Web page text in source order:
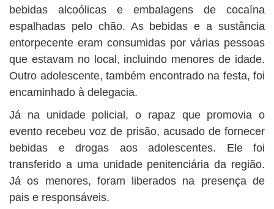
bebidas alcoólicas e embalagens de cocaína
espalhadas pelo chão. As bebidas e a sustância
entorpecente eram consumidas por várias pessoas
que estavam no local, incluindo menores de idade.
Outro adolescente, também encontrado na festa, foi
encaminhado à delegacia.
Já na unidade policial, o rapaz que promovia o
evento recebeu voz de prisão, acusado de fornecer
bebidas e drogas aos adolescentes. Ele foi
transferido a uma unidade penitenciária da região.
Já os menores, foram liberados na presença de
pais e responsáveis.